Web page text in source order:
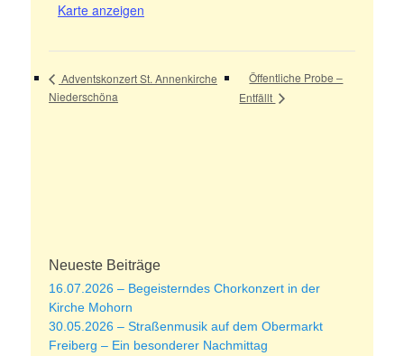
Karte anzeigen
Adventskonzert St. Annenkirche
Niederschöna
Öffentliche Probe –
Entfällt
Neueste Beiträge
16.07.2026 – Begeisterndes Chorkonzert in der
Kirche Mohorn
30.05.2026 – Straßenmusik auf dem Obermarkt
Freiberg – Ein besonderer Nachmittag